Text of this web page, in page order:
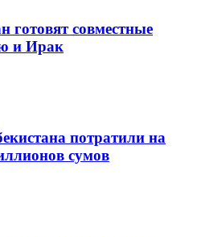
готовят совместные
и Ирак
потратили на
сумов